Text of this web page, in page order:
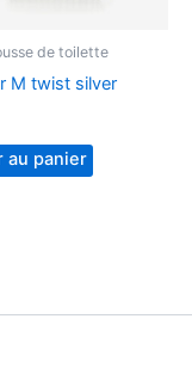
de toilette
M twist silver
au panier